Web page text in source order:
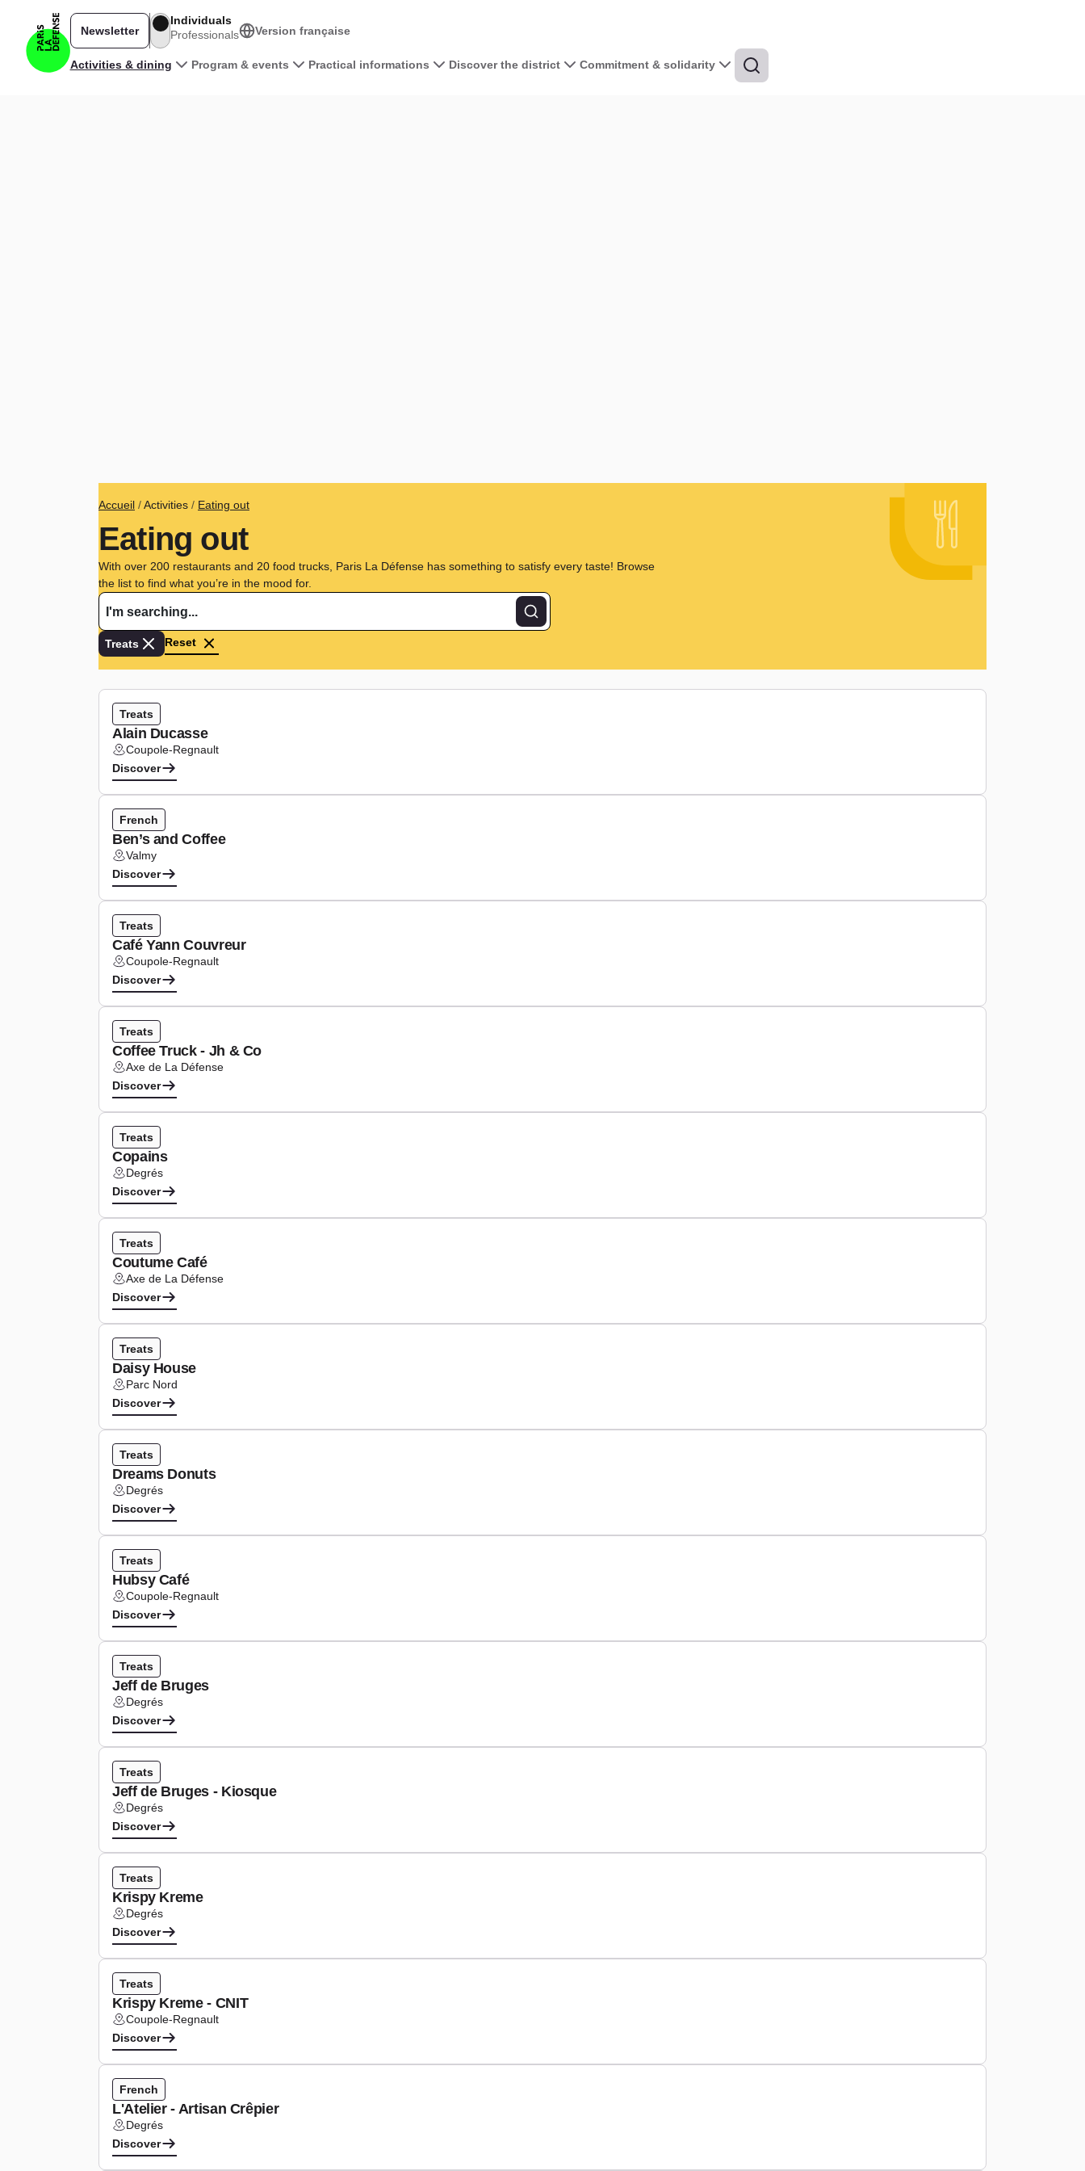
Main navigation
Activities & dining Program & events Practical informations Discover the district Commitment & solidarity
Newsletter
Individuals
Professionals
Version française
View the map in 3D
Breadcrumb
Accueil Activities Eating out
Eating out
With over 200 restaurants and 20 food trucks, Paris La Défense has something to satisfy every taste! Browse
the list to find what you’re in the mood for.
Rechercher
Treats Reset
Type de cuisine :
Treats
Alain Ducasse
Lieu :Coupole-Regnault
Discover
Type de cuisine :
French
Ben’s and Coffee
Lieu :Valmy
Discover
Type de cuisine :
Treats
Café Yann Couvreur
Lieu :Coupole-Regnault
Discover
Type de cuisine :
Treats
Coffee Truck - Jh & Co
Lieu :Axe de La Défense
Discover
Type de cuisine :
Treats
Copains
Lieu :Degrés
Discover
Type de cuisine :
Treats
Coutume Café
Lieu :Axe de La Défense
Discover
Type de cuisine :
Treats
Daisy House
Lieu :Parc Nord
Discover
Type de cuisine :
Treats
Dreams Donuts
Lieu :Degrés
Discover
Type de cuisine :
Treats
Hubsy Café
Lieu :Coupole-Regnault
Discover
Type de cuisine :
Treats
Jeff de Bruges
Lieu :Degrés
Discover
Type de cuisine :
Treats
Jeff de Bruges - Kiosque
Lieu :Degrés
Discover
Type de cuisine :
Treats
Krispy Kreme
Lieu :Degrés
Discover
Type de cuisine :
Treats
Krispy Kreme - CNIT
Lieu :Coupole-Regnault
Discover
Type de cuisine :
French
L'Atelier - Artisan Crêpier
Lieu :Degrés
Discover